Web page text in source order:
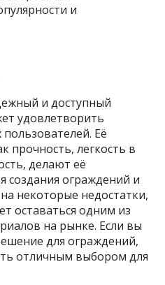
и
и доступный
удовлетворить
Её
прочность, легкость в
делают её
ограждений и
некоторые недостатки,
оставаться одним из
на рынке. Если вы
для ограждений,
отличным выбором для